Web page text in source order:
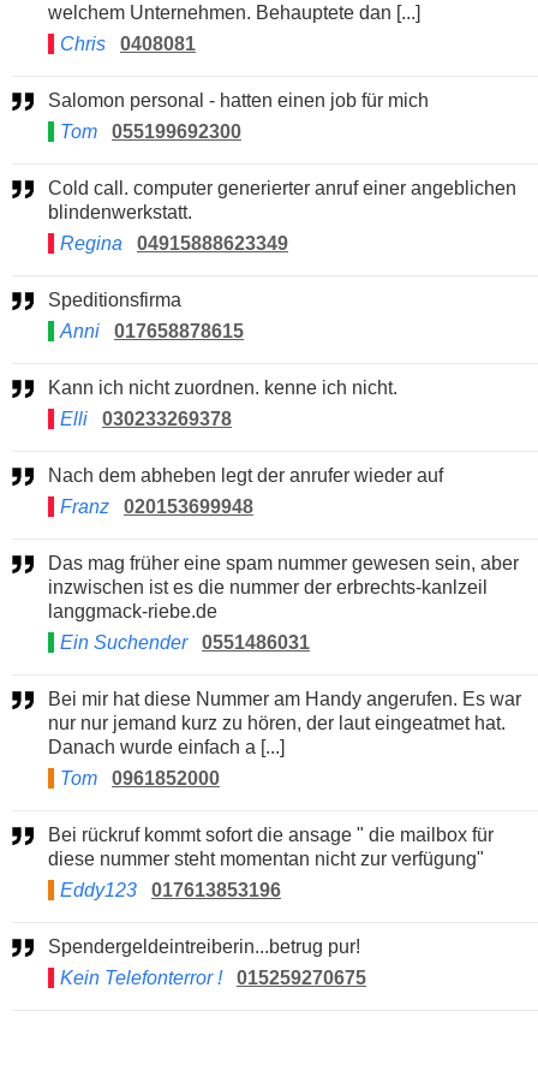
welchem Unternehmen. Behauptete dan [...]
Chris
0408081
Salomon personal - hatten einen job für mich
Tom
055199692300
Cold call. computer generierter anruf einer angeblichen
blindenwerkstatt.
Regina
04915888623349
Speditionsfirma
Anni
017658878615
Kann ich nicht zuordnen. kenne ich nicht.
Elli
030233269378
Nach dem abheben legt der anrufer wieder auf
Franz
020153699948
Das mag früher eine spam nummer gewesen sein, aber
inzwischen ist es die nummer der erbrechts-kanlzeil
langgmack-riebe.de
Ein Suchender
0551486031
Bei mir hat diese Nummer am Handy angerufen. Es war
nur nur jemand kurz zu hören, der laut eingeatmet hat.
Danach wurde einfach a [...]
Tom
0961852000
Bei rückruf kommt sofort die ansage " die mailbox für
diese nummer steht momentan nicht zur verfügung"
Eddy123
017613853196
Spendergeldeintreiberin...betrug pur!
Kein Telefonterror !
015259270675